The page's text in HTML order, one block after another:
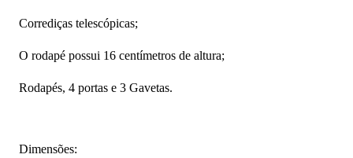
Corrediças telescópicas;
O rodapé possui 16 centímetros de altura;
Rodapés, 4 portas e 3 Gavetas.
Dimensões: